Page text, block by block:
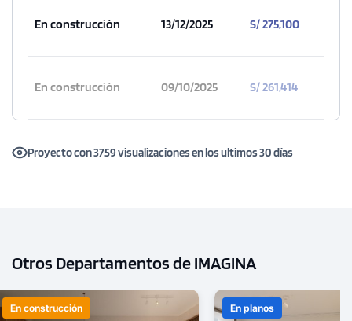
En construcción 13/12/2025 S/ 275,100
En construcción 09/10/2025 S/ 261,414
Proyecto con 3759 visualizaciones en los ultimos 30 días
Otros Departamentos de IMAGINA
En construcción En planos